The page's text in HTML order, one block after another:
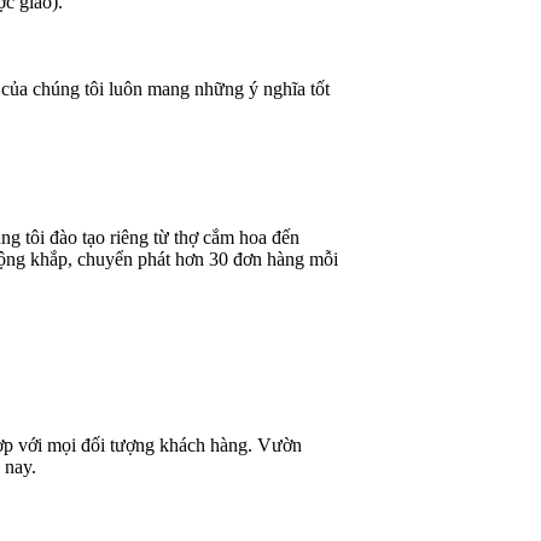
chúng tôi luôn mang những ý nghĩa tốt
tôi đào tạo riêng từ thợ cắm hoa đến
khắp, chuyển phát hơn 30 đơn hàng mỗi
với mọi đối tượng khách hàng. Vườn